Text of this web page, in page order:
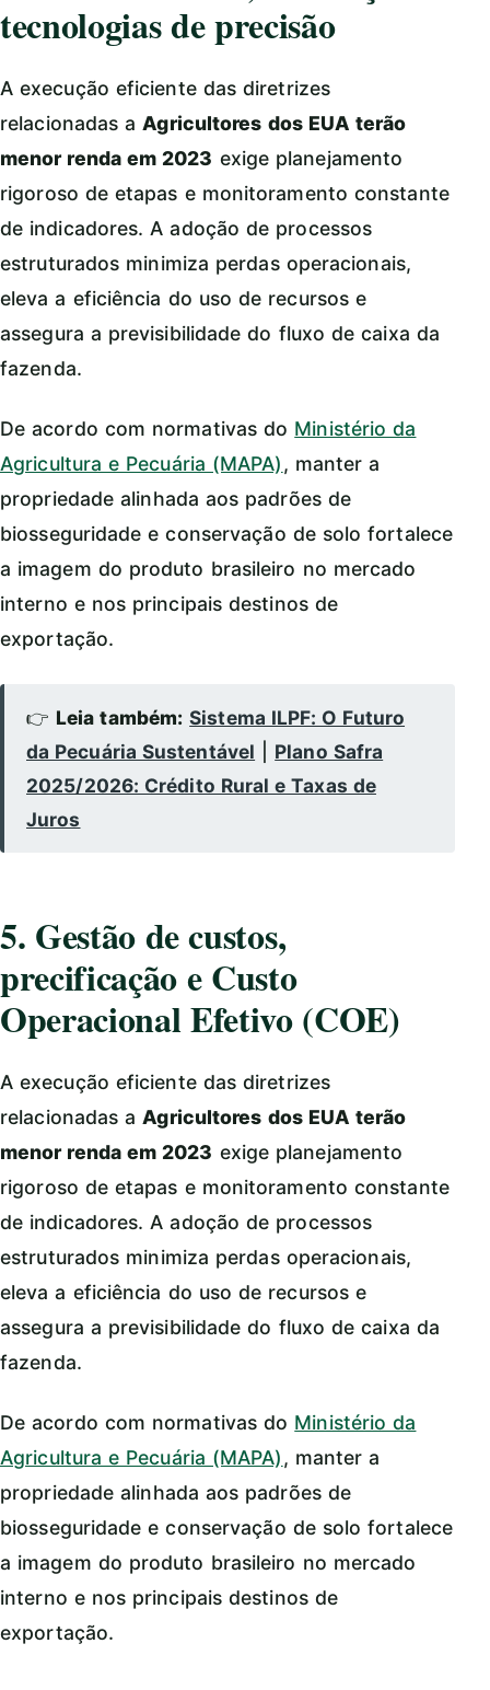
tecnologias de precisão
A execução eficiente das diretrizes
relacionadas a Agricultores dos EUA terão
menor renda em 2023 exige planejamento
rigoroso de etapas e monitoramento constante
de indicadores. A adoção de processos
estruturados minimiza perdas operacionais,
eleva a eficiência do uso de recursos e
assegura a previsibilidade do fluxo de caixa da
fazenda.
De acordo com normativas do Ministério da
Agricultura e Pecuária (MAPA), manter a
propriedade alinhada aos padrões de
biosseguridade e conservação de solo fortalece
a imagem do produto brasileiro no mercado
interno e nos principais destinos de
exportação.
👉 Leia também: Sistema ILPF: O Futuro
da Pecuária Sustentável
Plano Safra
2025/2026: Crédito Rural e Taxas de
Juros
5. Gestão de custos,
precificação e Custo
Operacional Efetivo (COE)
A execução eficiente das diretrizes
relacionadas a Agricultores dos EUA terão
menor renda em 2023 exige planejamento
rigoroso de etapas e monitoramento constante
de indicadores. A adoção de processos
estruturados minimiza perdas operacionais,
eleva a eficiência do uso de recursos e
assegura a previsibilidade do fluxo de caixa da
fazenda.
De acordo com normativas do Ministério da
Agricultura e Pecuária (MAPA), manter a
propriedade alinhada aos padrões de
biosseguridade e conservação de solo fortalece
a imagem do produto brasileiro no mercado
interno e nos principais destinos de
exportação.